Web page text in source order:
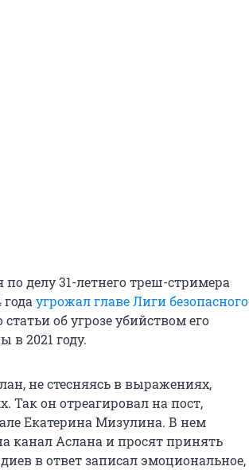
делу 31-летнего треш-стримера
угрожал главе Лиги безопасного
об угрозе убийством его
в 2021 году.
не стесняясь в выражениях,
Так он отреагировал на пост,
Екатерина Мизулина. В нем
канал Аслана и просят принять
в ответ записал эмоциональное,